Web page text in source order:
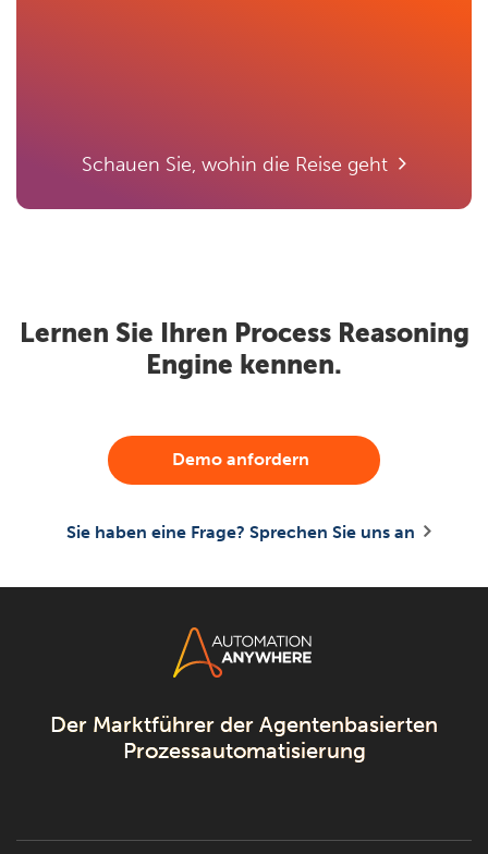
Schauen Sie, wohin die Reise geht
Lernen Sie Ihren Process Reasoning
Engine kennen.
Demo anfordern
Sie haben eine Frage? Sprechen Sie uns an
Der Marktführer der Agentenbasierten
Prozessautomatisierung